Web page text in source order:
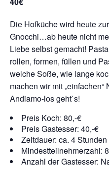
Die Hofküche wird heute
Gnocchi…ab heute nicht
Liebe selbst gemacht!
rollen, formen, füllen und
welche Soße, wie lange
machen wir mit
Andiamo-los geht`s!
Preis Koch: 80,-€
Preis Gastesser: 40,-€
Zeitdauer: ca. 4 Stunden
Mindestteilnehmerzahl: 8
Anzahl der Gastesser: